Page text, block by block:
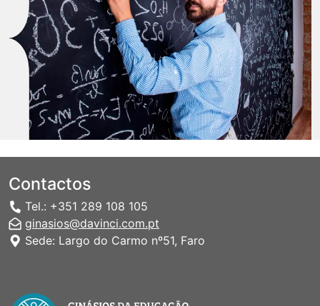
Contactos
Tel.: +351 289 108 105
ginasios@davinci.com.pt
Sede: Largo do Carmo nº51, Faro